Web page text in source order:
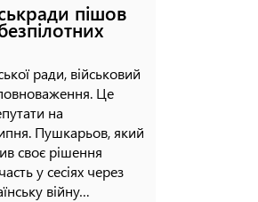
пішов
ради, військовий
Це
на
Пушкарьов, який
своє рішення
у сесіях через
війну…